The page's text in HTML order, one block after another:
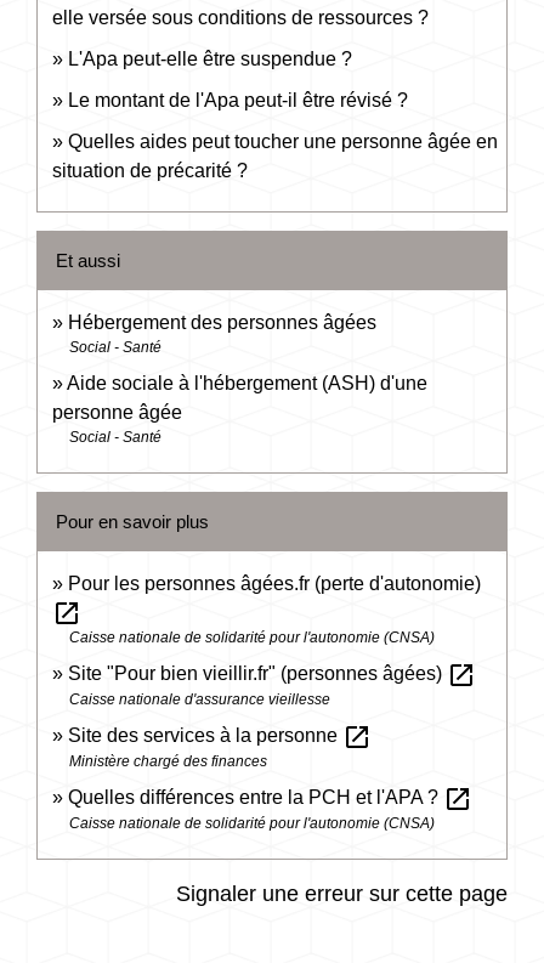
elle versée sous conditions de ressources ?
L'Apa peut-elle être suspendue ?
Le montant de l'Apa peut-il être révisé ?
Quelles aides peut toucher une personne âgée en
situation de précarité ?
Et aussi
Hébergement des personnes âgées
Social - Santé
Aide sociale à l'hébergement (ASH) d'une
personne âgée
Social - Santé
Pour en savoir plus
Pour les personnes âgées.fr (perte d'autonomie)
open_in_new
Caisse nationale de solidarité pour l'autonomie (CNSA)
Site "Pour bien vieillir.fr" (personnes âgées) open_in_new
Caisse nationale d'assurance vieillesse
Site des services à la personne open_in_new
Ministère chargé des finances
Quelles différences entre la PCH et l'APA ? open_in_new
Caisse nationale de solidarité pour l'autonomie (CNSA)
Signaler une erreur sur cette page